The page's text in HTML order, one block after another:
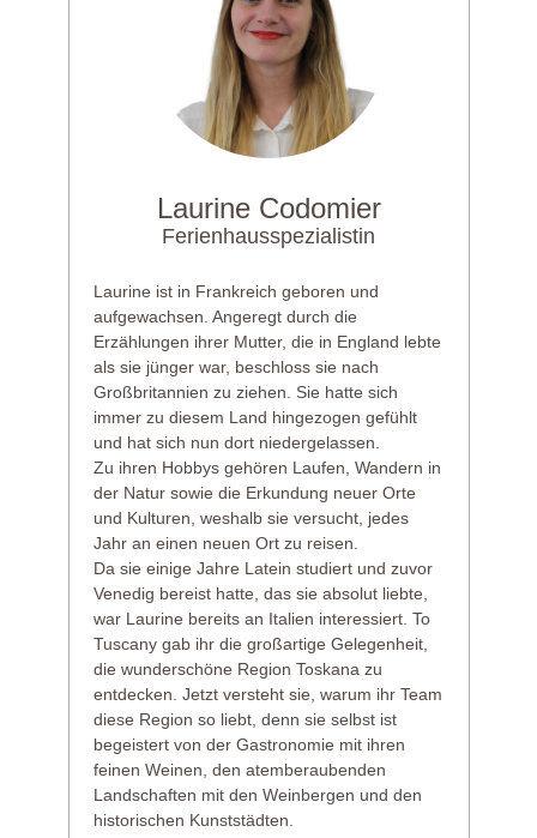
Laurine Codomier
Ferienhausspezialistin
Laurine ist in Frankreich geboren und
aufgewachsen. Angeregt durch die
Erzählungen ihrer Mutter, die in England lebte
als sie jünger war, beschloss sie nach
Großbritannien zu ziehen. Sie hatte sich
immer zu diesem Land hingezogen gefühlt
und hat sich nun dort niedergelassen.
Zu ihren Hobbys gehören Laufen, Wandern in
der Natur sowie die Erkundung neuer Orte
und Kulturen, weshalb sie versucht, jedes
Jahr an einen neuen Ort zu reisen.
Da sie einige Jahre Latein studiert und zuvor
Venedig bereist hatte, das sie absolut liebte,
war Laurine bereits an Italien interessiert. To
Tuscany gab ihr die großartige Gelegenheit,
die wunderschöne Region Toskana zu
entdecken. Jetzt versteht sie, warum ihr Team
diese Region so liebt, denn sie selbst ist
begeistert von der Gastronomie mit ihren
feinen Weinen, den atemberaubenden
Landschaften mit den Weinbergen und den
historischen Kunststädten.